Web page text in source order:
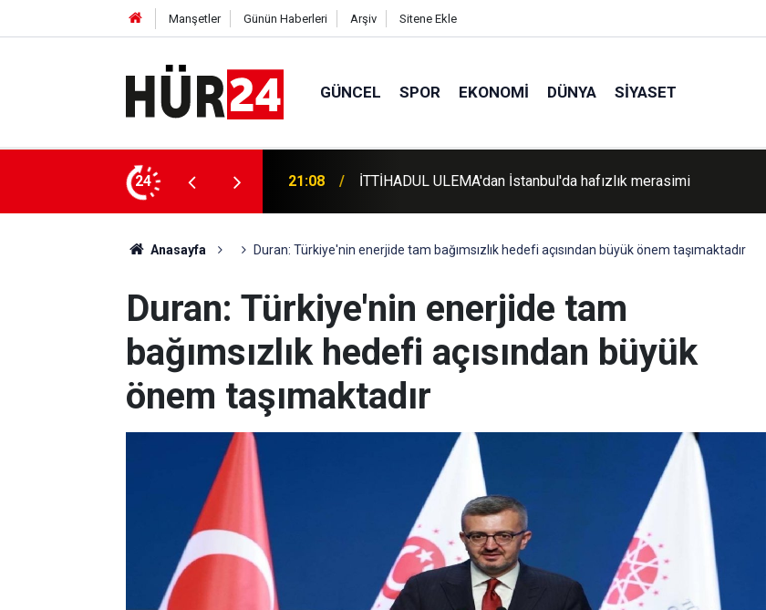
Manşetler Günün Haberleri Arşiv Sitene Ekle
GÜNCEL SPOR EKONOMI DÜNYA SIYASET
24
hafızlık merasimi 21:05 Bakan Şimşek, Batman'da üç projenin açılışını gerçekleştirdi
Anasayfa Duran: Türkiye'nin enerjide tam bağımsızlık hedefi açısından büyük önem taşımaktadır
Duran: Türkiye'nin enerjide tam
bağımsızlık hedefi açısından büyük
önem taşımaktadır